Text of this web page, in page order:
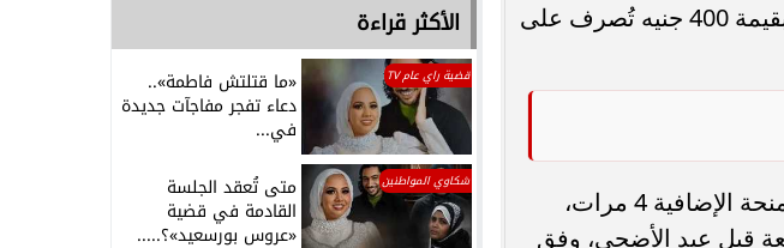
التموينية الإضافية، والتي يحصل بموجبها المستفيدون على دعم سلعي بقيمة 400 جنيه تُصرف على
أوضحت الوزارة أن كل بطاقة تموين مستحقة يحق لها الحصول على المنحة الإضافية 4 مرات،
قبل عيد الأضحى، وفق
الأكثر قراءة
قضية راي عام TV «ما قتلتش فاطمة»..
دعاء تفجر مفاجآت جديدة
في...
شكاوي المواطنين متى تُعقد الجلسة
القادمة في قضية
«عروس بورسعيد»؟.....